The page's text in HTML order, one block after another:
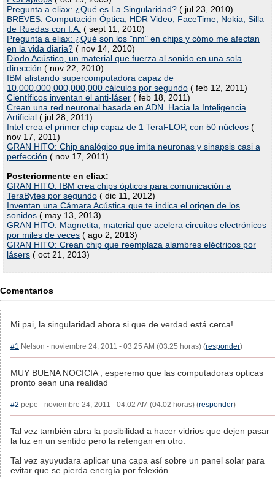
Pregunta a eliax: ¿Qué es La Singularidad? ( jul 23, 2010)
BREVES: Computación Óptica, HDR Video, FaceTime, Nokia, Silla
de Ruedas con I.A. ( sept 11, 2010)
Pregunta a eliax: ¿Qué son los "nm" en chips y cómo me afectan
en la vida diaria? ( nov 14, 2010)
Diodo Acústico, un material que fuerza al sonido en una sola
dirección ( nov 22, 2010)
IBM alistando supercomputadora capaz de
10,000,000,000,000,000 cálculos por segundo ( feb 12, 2011)
Científicos inventan el anti-láser ( feb 18, 2011)
Crean una red neuronal basada en ADN. Hacia la Inteligencia
Artificial ( jul 28, 2011)
Intel crea el primer chip capaz de 1 TeraFLOP, con 50 núcleos (
nov 17, 2011)
GRAN HITO: Chip analógico que imita neuronas y sinapsis casi a
perfección ( nov 17, 2011)
Posteriormente en eliax:
GRAN HITO: IBM crea chips ópticos para comunicación a
TeraBytes por segundo ( dic 11, 2012)
Inventan una Cámara Acústica que te indica el origen de los
sonidos ( may 13, 2013)
GRAN HITO: Magnetita, material que acelera circuitos electrónicos
por miles de veces ( ago 2, 2013)
GRAN HITO: Crean chip que reemplaza alambres eléctricos por
lásers ( oct 21, 2013)
Comentarios
Mi pai, la singularidad ahora si que de verdad está cerca!
#1 Nelson - noviembre 24, 2011 - 03:25 AM (03:25 horas) (responder)
MUY BUENA NOCICIA , esperemo que las computadoras opticas
pronto sean una realidad
#2 pepe - noviembre 24, 2011 - 04:02 AM (04:02 horas) (responder)
Tal vez también abra la posibilidad a hacer vidrios que dejen pasar
la luz en un sentido pero la retengan en otro.
Tal vez ayuyudara aplicar una capa así sobre un panel solar para
evitar que se pierda energía por felexión.